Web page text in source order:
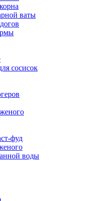
ваты
сосисок
фуд
воды